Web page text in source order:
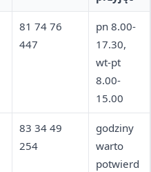
81 74 76
447
pn 8.00-
17.30,
wt-pt
8.00-
15.00
83 34 49
254
godziny
warto
potwierd